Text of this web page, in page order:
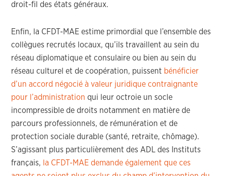
droit-fil des états généraux.
Enfin, la CFDT-MAE estime primordial que l’ensemble des
collègues recrutés locaux, qu’ils travaillent au sein du
réseau diplomatique et consulaire ou bien au sein du
réseau culturel et de coopération, puissent bénéficier
d’un accord négocié à valeur juridique contraignante
pour l’administration qui leur octroie un socle
incompressible de droits notamment en matière de
parcours professionnels, de rémunération et de
protection sociale durable (santé, retraite, chômage).
S’agissant plus particulièrement des ADL des Instituts
français, la CFDT-MAE demande également que ces